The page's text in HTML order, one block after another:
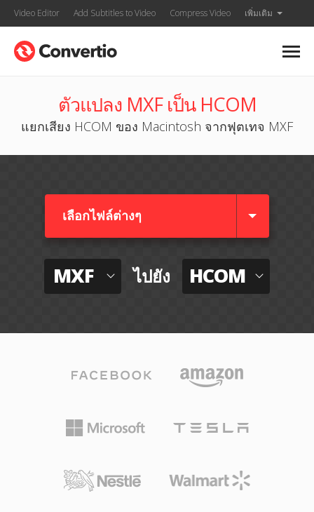
Video Editor Add Subtitles to Video Compress Video เพิ่มเติม
ตัวแปลง MXF เป็น HCOM
แยกเสียง HCOM ของ Macintosh จากฟุตเทจ MXF
เลือกไฟล์ต่างๆ​
MXF ไปยัง HCOM